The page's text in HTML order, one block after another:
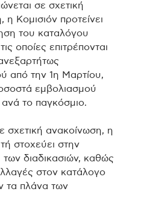
σε σχετική
η Κομισιόν προτείνει
του καταλόγου
οποίες επιτρέπονται
από την 1η Μαρτίου,
εμβολιασμού
ανά το παγκόσμιο.
σχετική ανακοίνωση, η
στοχεύει στην
των διαδικασιών, καθώς
στον κατάλογο
τα πλάνα των